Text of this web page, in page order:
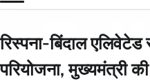
रिस्पना-बिंदाल एलिवेटेड
परियोजना, मुख्यमंत्री